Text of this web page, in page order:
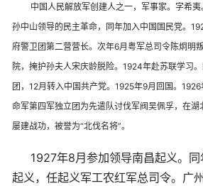
中国人民解放军创建人之一，军事家。字希
孙中山领导的民主革命，同年加入中国国民党。
府警卫团第二营营长。次年6月粤军总司令陈炯明
院，掩护孙夫人宋庆龄脱险。1924年赴苏联学习
团，12月转入中国共产党。1925年9月回国。
命军第四军独立团为先遣队讨伐军阀吴佩孚，在湖
屡建战功，被誉为“北伐名将”。
1927年8月参加领导南昌起义。
起义，任起义军工农红军总司令。广